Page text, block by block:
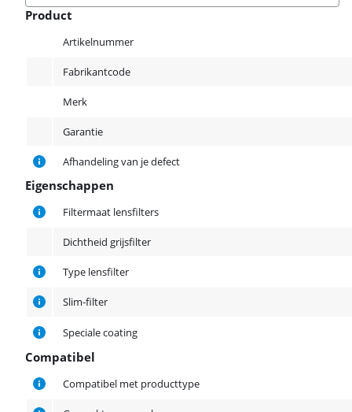
Product
Artikelnummer
Fabrikantcode
Merk
Garantie
Afhandeling van je defect
Eigenschappen
Eigenschappen
Filtermaat lensfilters
Dichtheid grijsfilter
Type lensfilter
Slim-filter
Speciale coating
Compatibel
Compatibel
Compatibel met producttype